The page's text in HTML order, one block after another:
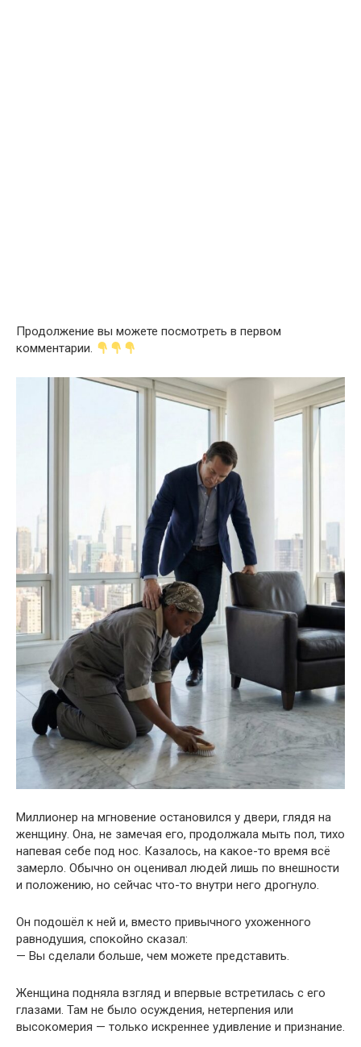
Продолжение вы можете посмотреть в первом
комментарии.
Миллионер на мгновение остановился у двери, глядя на
женщину. Она, не замечая его, продолжала мыть пол, тихо
напевая себе под нос. Казалось, на какое-то время всё
замерло. Обычно он оценивал людей лишь по внешности
и положению, но сейчас что-то внутри него дрогнуло.
Он подошёл к ней и, вместо привычного ухоженного
равнодушия, спокойно сказал:
— Вы сделали больше, чем можете представить.
Женщина подняла взгляд и впервые встретилась с его
глазами. Там не было осуждения, нетерпения или
высокомерия — только искреннее удивление и признание.